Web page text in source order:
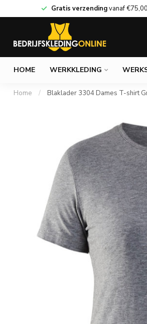
Gratis verzendingvanaf€75,00
HOME WERKKLEDING
Home / Blaklader 3304 Dames T-shirt